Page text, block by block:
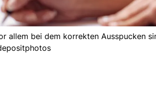
allem bei dem korrekten Ausspucken